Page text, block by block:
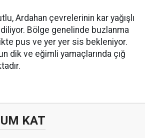
Ardahan çevrelerinin kar yağışlı
Bölge genelinde buzlanma
pus ve yer yer sis bekleniyor.
dik ve eğimli yamaçlarında çığ
KAT